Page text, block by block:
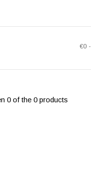
€0-
0 of the 0 products